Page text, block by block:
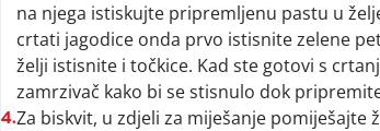
na njega istiskujte pripremljenu pastu u
crtati jagodice onda prvo istisnite zelene
želji istisnite i točkice. Kad ste gotovi s
zamrzivač kako bi se stisnulo dok
4.Za biskvit, u zdjeli za miješanje pomiješajte